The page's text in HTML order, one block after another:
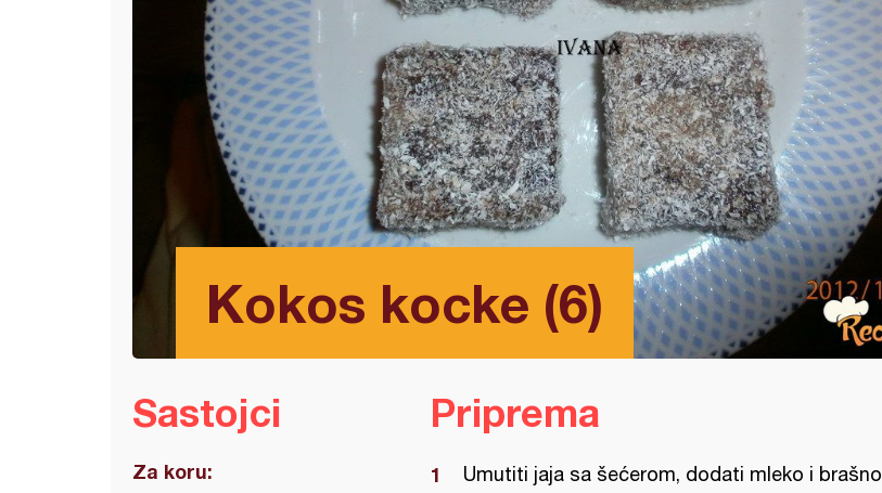
Kokos kocke (6)
Sastojci
Za koru:
Priprema
Umutiti jaja sa šećerom, dodati mleko i brašno